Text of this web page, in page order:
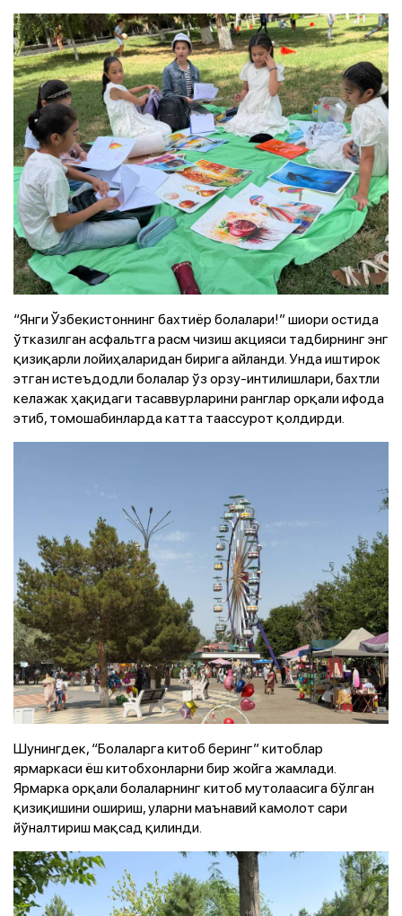
“Янги Ўзбекистоннинг бахтиёр болалари!” шиори остида
ўтказилган асфальтга расм чизиш акцияси тадбирнинг энг
қизиқарли лойиҳаларидан бирига айланди. Унда иштирок
этган истеъдодли болалар ўз орзу-интилишлари, бахтли
келажак ҳақидаги тасаввурларини ранглар орқали ифода
этиб, томошабинларда катта таассурот қолдирди.
Шунингдек, “Болаларга китоб беринг” китоблар
ярмаркаси ёш китобхонларни бир жойга жамлади.
Ярмарка орқали болаларнинг китоб мутолаасига бўлган
қизиқишини ошириш, уларни маънавий камолот сари
йўналтириш мақсад қилинди.